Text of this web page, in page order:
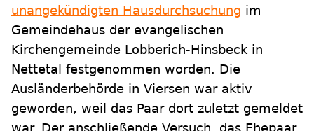
unangekündigten Hausdurchsuchung im
Gemeindehaus der evangelischen
Kirchengemeinde Lobberich-Hinsbeck in
Nettetal festgenommen worden. Die
Ausländerbehörde in Viersen war aktiv
geworden, weil das Paar dort zuletzt gemeldet
war. Der anschließende Versuch, das Ehepaar